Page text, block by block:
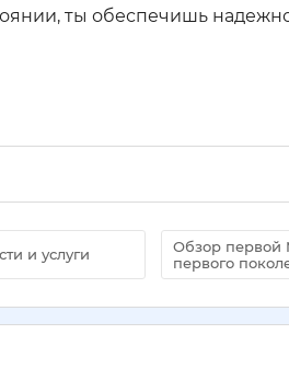
ты обеспечишь
и услуги
Обзор первой
первого